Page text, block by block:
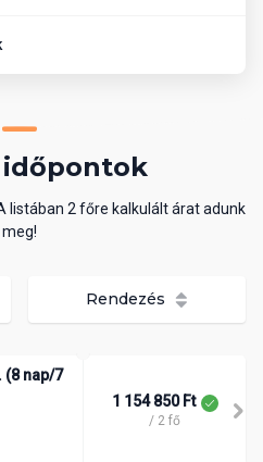
időpontok
listában 2 főre kalkulált árat adunk
meg!
Rendezés
(8 nap/7
1 154 850 Ft
/ 2 fő